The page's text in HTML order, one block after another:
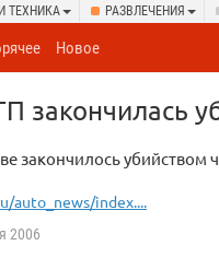
ТЕХНИКА РАЗВЛЕЧЕНИЯ
Новое
закончилась
закончилось убийством
auto_news/index....
2006